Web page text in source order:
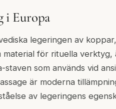
i Europa
legeringen av
material för rituella
staven som används vid
är moderna
av legeringens